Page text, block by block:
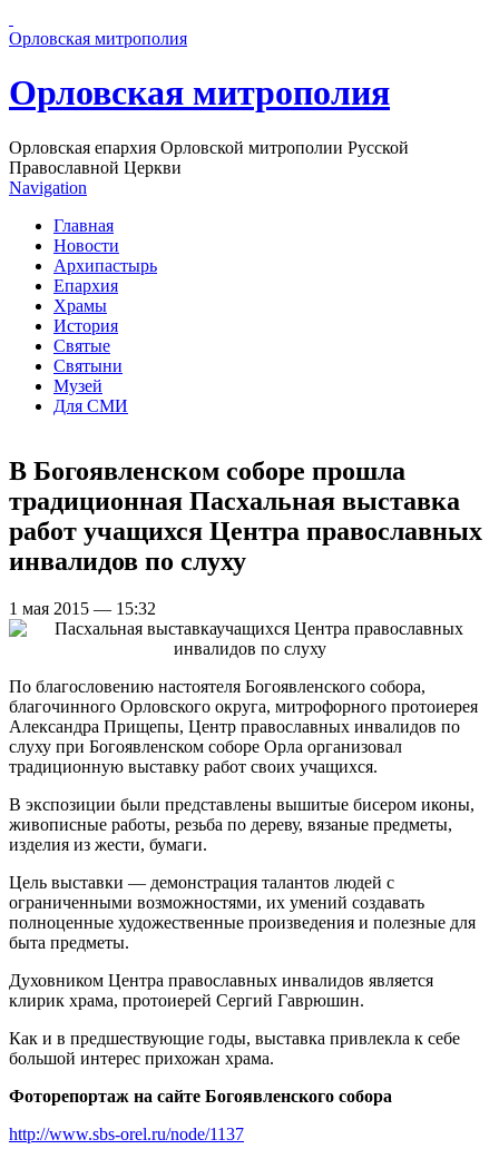
Орловская митрополия
Орловская митрополия
Орловская епархия Орловской митрополии Русской
Православной Церкви
Navigation
Главная
Новости
Архипастырь
Епархия
Храмы
История
Святые
Святыни
Музей
Для СМИ
В Богоявленском соборе прошла
традиционная Пасхальная выставка
работ учащихся Центра православных
инвалидов по слуху
1 мая 2015 — 15:32
По благословению настоятеля Богоявленского собора,
благочинного Орловского округа, митрофорного протоиерея
Александра Прищепы, Центр православных инвалидов по
слуху при Богоявленском соборе Орла организовал
традиционную выставку работ своих учащихся.
В экспозиции были представлены вышитые бисером иконы,
живописные работы, резьба по дереву, вязаные предметы,
изделия из жести, бумаги.
Цель выставки — демонстрация талантов людей с
ограниченными возможностями, их умений создавать
полноценные художественные произведения и полезные для
быта предметы.
Духовником Центра православных инвалидов является
клирик храма, протоиерей Сергий Гаврюшин.
Как и в предшествующие годы, выставка привлекла к себе
большой интерес прихожан храма.
Фоторепортаж на сайте Богоявленского собора
http://www.sbs-orel.ru/node/1137